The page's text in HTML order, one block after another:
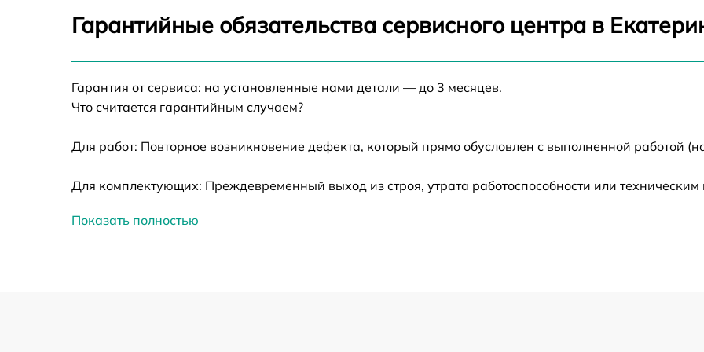
Калибровка и настройка тепловизора
других устройств
от 60 мин
Замена ключей управления от 60 мин
Гарантийные обязательства сервисного центра в
Гарантия от сервиса: на установленные нами детали — до 3 месяцев.
Что считается гарантийным случаем?
Для работ: Повторное возникновение дефекта, который прямо обусловлен с выполненной работой
Для комплектующих: Преждевременный выход из строя, утрата работоспособности или
Показать полностью